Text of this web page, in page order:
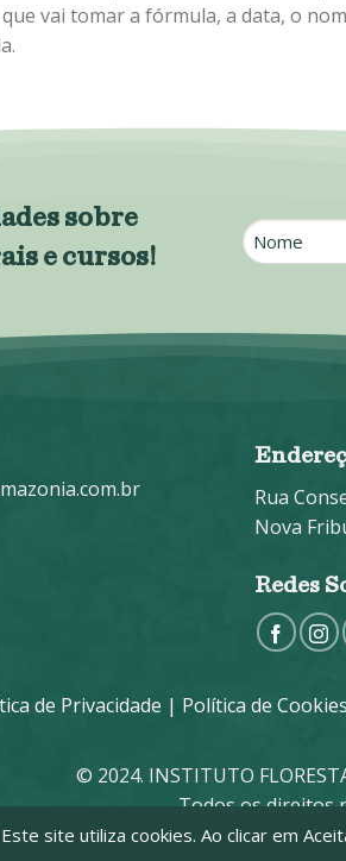
vai tomar a fórmula, a data, o
sobre
e cursos!
Nome
Rua
Nova
Redes
de Privacidade | Política de Cookies
© 2024. INSTITUTO
Todos os direitos
Este site utiliza cookies. Ao clicar em